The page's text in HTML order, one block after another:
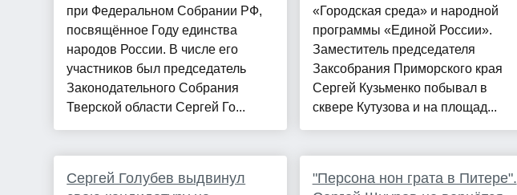
при Федеральном Собрании РФ,
посвящённое Году единства
народов России. В числе его
участников был председатель
Законодательного Собрания
Тверской области Сергей Го...
Сергей Голубев выдвинул
«Городская среда» и народной
программы «Единой России».
Заместитель председателя
Заксобрания Приморского края
Сергей Кузьменко побывал в
сквере Кутузова и на площад...
"Персона нон грата в Питере".